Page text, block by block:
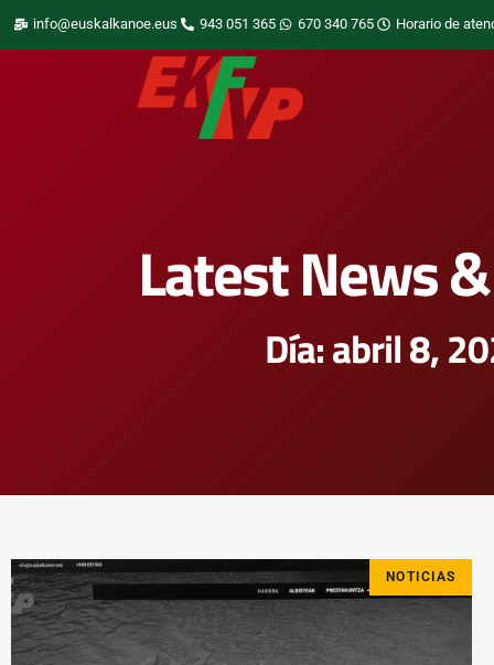
info@euskalkanoe.eus 943 051 365 670 340 765 Horario de
Latest News
Día: abril 8,
NOTICIAS